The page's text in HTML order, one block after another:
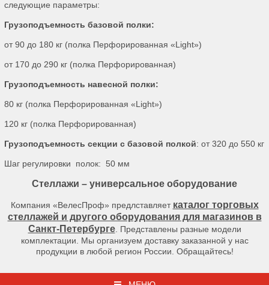
следующие параметры:
Грузоподъемность базовой полки:
от 90 до 180 кг (полка Перфорированная «Light»)
от 170 до 290 кг (полка Перфорированная)
Грузоподъемность навесной полки:
80 кг (полка Перфорированная «Light»)
120 кг (полка Перфорированная)
Грузоподъемность секции с базовой полкой: от 320 до 550 кг
Шаг регулировки полок: 50 мм
Стеллажи – универсальное оборудование
Компания «ВелесПроф» предлставляет каталог торговых
стеллажей и другого оборудования для магазинов в
Санкт-Петербурге. Представлены разные модели
комплектации. Мы организуем доставку заказанной у нас
продукции в любой регион России. Обращайтесь!